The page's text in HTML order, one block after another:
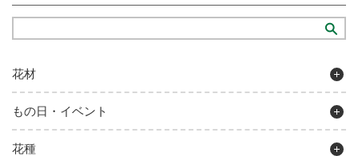
花材
もの日・イベント
花種